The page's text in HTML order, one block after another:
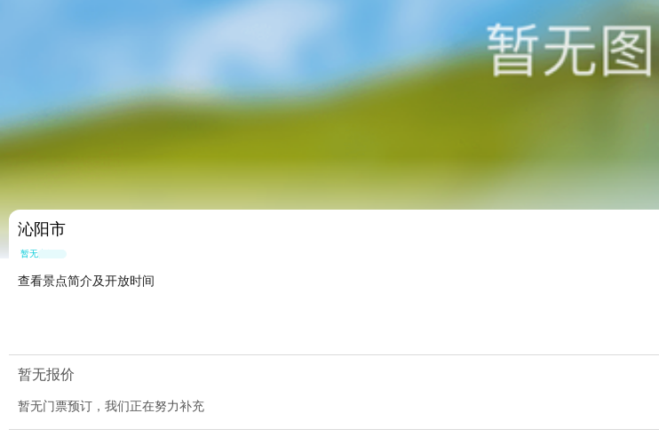
沁阳市
暂无点评
查看景点简介及开放时间
暂无报价
暂无门票预订，我们正在努力补充